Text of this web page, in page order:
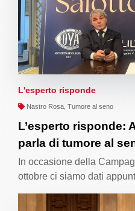
L'esperto risponde
Nastro Rosa, Tumore al seno
L’esperto risponde:
parla di tumore al
In occasione della
ottobre ci siamo dati